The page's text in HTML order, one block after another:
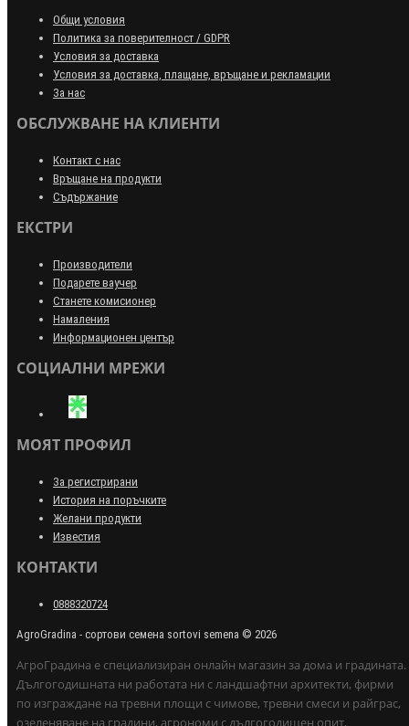
Общи условия
Политика за поверителност / GDPR
Условия за доставка
Условия за доставка, плащане, връщане и рекламации
За нас
ОБСЛУЖВАНЕ НА КЛИЕНТИ
Контакт с нас
Връщане на продукти
Съдържание
ЕКСТРИ
Производители
Подарете ваучер
Станете комисионер
Намаления
Информационен център
СОЦИАЛНИ МРЕЖИ
МОЯТ ПРОФИЛ
За регистрирани
История на поръчките
Желани продукти
Известия
КОНТАКТИ
0888320724
AgroGradina - сортови семена sortovi semena © 2026
АгроГрадина е специализиран онлайн магазин за дома и градината.
Дългогодишната ни работата ни с ландшафтни архитекти, фирми
по изграждане на тревни площи с чимове, тревни смеси и райграс,